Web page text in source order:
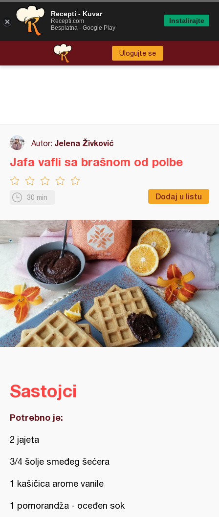
Ulogujte se
Autor: Jelena Živković
30 min Dodaj u listu
Jafa vafli sa brašnom od polbe
Sastojci
Potrebno je:
2 jajeta
3/4 šolje smeđeg šećera
1 kašičica arome vanile
1 pomorandža - oceđen sok
Recepti - Kuvar
Recepti.com
Besplatna - Google Play
Instalirajte